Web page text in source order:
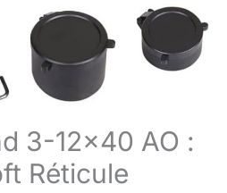
3-12×40 AO :
Réticule